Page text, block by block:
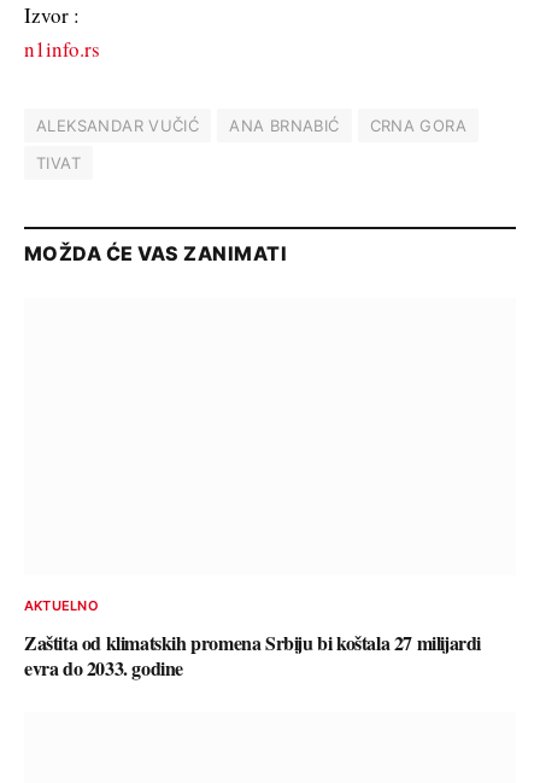
Izvor :
n1info.rs
ALEKSANDAR VUČIĆ ANA BRNABIĆ
CRNA GORA
TIVAT
MOŽDA ĆE VAS ZANIMATI
AKTUELNO
Zaštita od klimatskih promena Srbiju bi koštala 27 milijardi
evra do 2033. godine